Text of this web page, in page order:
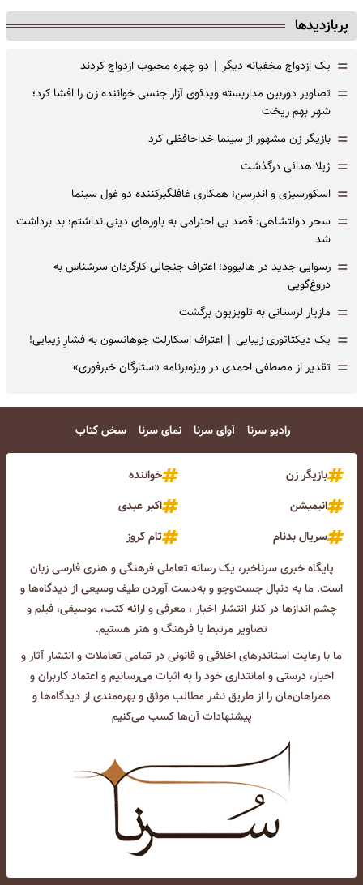
پربازدیدها
= یک ازدواج مخفیانه دیگر | دو چهره محبوب ازدواج کردند
= تصاویر دوربین مداربسته ویدئوی آزار جنسی خواننده زن را افشا کرد؛
شهر بهم ریخت
= بازیگر زن مشهور از سینما خداحافظی کرد
= ژیلا هدائی درگذشت
= اسکورسیزی و اندرسن؛ همکاری غافلگیرکننده دو غول سینما
= سحر دولتشاهی: قصد بی احترامی به باورهای دینی نداشتم؛ بد برداشت
شد
= رسوایی جدید در هالیوود؛ اعتراف جنجالی کارگردان سرشناس به
دروغ‌گویی
= مازیار لرستانی به تلویزیون برگشت
= یک دیکتاتوری زیبایی | اعتراف اسکارلت جوهانسون به فشارِ زیبایی!
= تقدیر از مصطفی احمدی در ویژه‌برنامه «ستارگان خبرفوری»
رادیو سرنا آوای سرنا نمای سرنا سخن کتاب
بازیگر زن
خواننده
انیمیشن
اکبر عبدی
سریال بدنام
تام کروز
پایگاه خبری سرناخبر، یک رسانه تعاملی فرهنگی و هنری فارسی زبان
است. ما به دنبال جست‌و‌جو و به‌دست آوردن طیف وسیعی از دیدگاه‌ها و
چشم انداز‌ها در کنار انتشار اخبار ، معرفی و ارائه کتب، موسیقی، فیلم و
تصاویر مرتبط با فرهنگ و هنر هستیم.
ما با رعایت استاندرهای اخلاقی و قانونی در تمامی تعاملات و انتشار آثار و
اخبار، درستی و امانتداری خود را به اثبات می‌رسانیم و اعتماد کاربران و
همراهان‌مان را از طریق نشر مطالب موثق و بهره‌مندی از دیدگاه‌ها و
پیشنهادات آن‌ها کسب می‌کنیم